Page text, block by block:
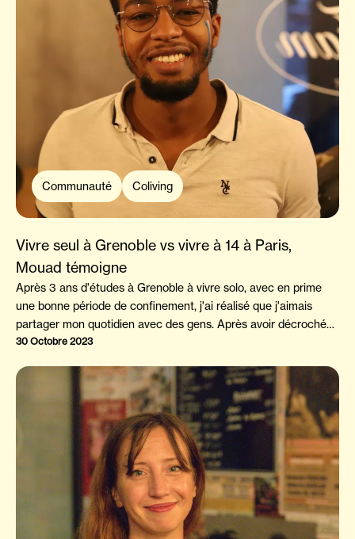
un espace de vie plus spacieux. Pour réussir cette aventure, il
est crucial de choisir des colocataires compatibles et de bien
connaître le quartier dans Paris ou proche de Paris où vous
souhaitez vous installer.
Communauté Coliving
Vivre seul à Grenoble vs vivre à 14 à Paris,
Mouad témoigne
Après 3 ans d'études à Grenoble à vivre solo, avec en prime
une bonne période de confinement, j'ai réalisé que j'aimais
partager mon quotidien avec des gens. Après avoir décroché
mon CDI, j'ai commencé à chercher une coloc qui pouvait me
directement eu un coup de foudre pour le concept.
30 Octobre 2023